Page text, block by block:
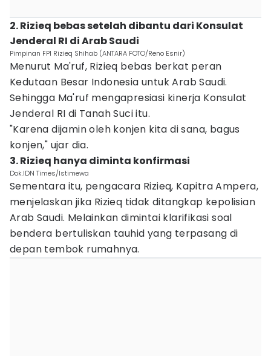
2. Rizieq bebas setelah dibantu dari Konsulat
Jenderal RI di Arab Saudi
Pimpinan FPI Rizieq Shihab (ANTARA FOTO/Reno Esnir)
Menurut Ma'ruf, Rizieq bebas berkat peran
Kedutaan Besar Indonesia untuk Arab Saudi.
Sehingga Ma'ruf mengapresiasi kinerja Konsulat
Jenderal RI di Tanah Suci itu.
"Karena dijamin oleh konjen kita di sana, bagus
konjen," ujar dia.
3. Rizieq hanya diminta konfirmasi
Dok.IDN Times/Istimewa
Sementara itu, pengacara Rizieq, Kapitra Ampera,
menjelaskan jika Rizieq tidak ditangkap kepolisian
Arab Saudi. Melainkan dimintai klarifikasi soal
bendera bertuliskan tauhid yang terpasang di
depan tembok rumahnya.